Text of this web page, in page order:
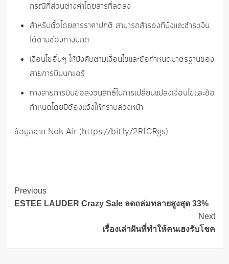
กรณีที่ส่วนต่างค่าโดยสารที่ลดลง
สำหรับตั๋วโดยสารราคาปกติ สามารถสำรองที่นั่งและชำระเงิน
ได้ตามช่องทางปกติ
เงื่อนไขอื่นๆ ให้บังคับตามเงื่อนไขและข้อกำหนดมาตรฐานของ
สายการบินนกแอร์
ทางสายการบินขอสงวนสิทธิ์ในการเปลี่ยนแปลงเงื่อนไขและข้อ
กำหนดโดยมิต้องแจ้งให้ทราบล่วงหน้า
ข้อมูลจาก Nok Air (https://bit.ly/2RfCRgs)
Post
Navigation
Previous
ESTEE LAUDER Crazy Sale ลดถล่มทลายสูงสุด 33%
Next
เรื่องเล่าฝันที่ทำให้คนเฮงรับโชค